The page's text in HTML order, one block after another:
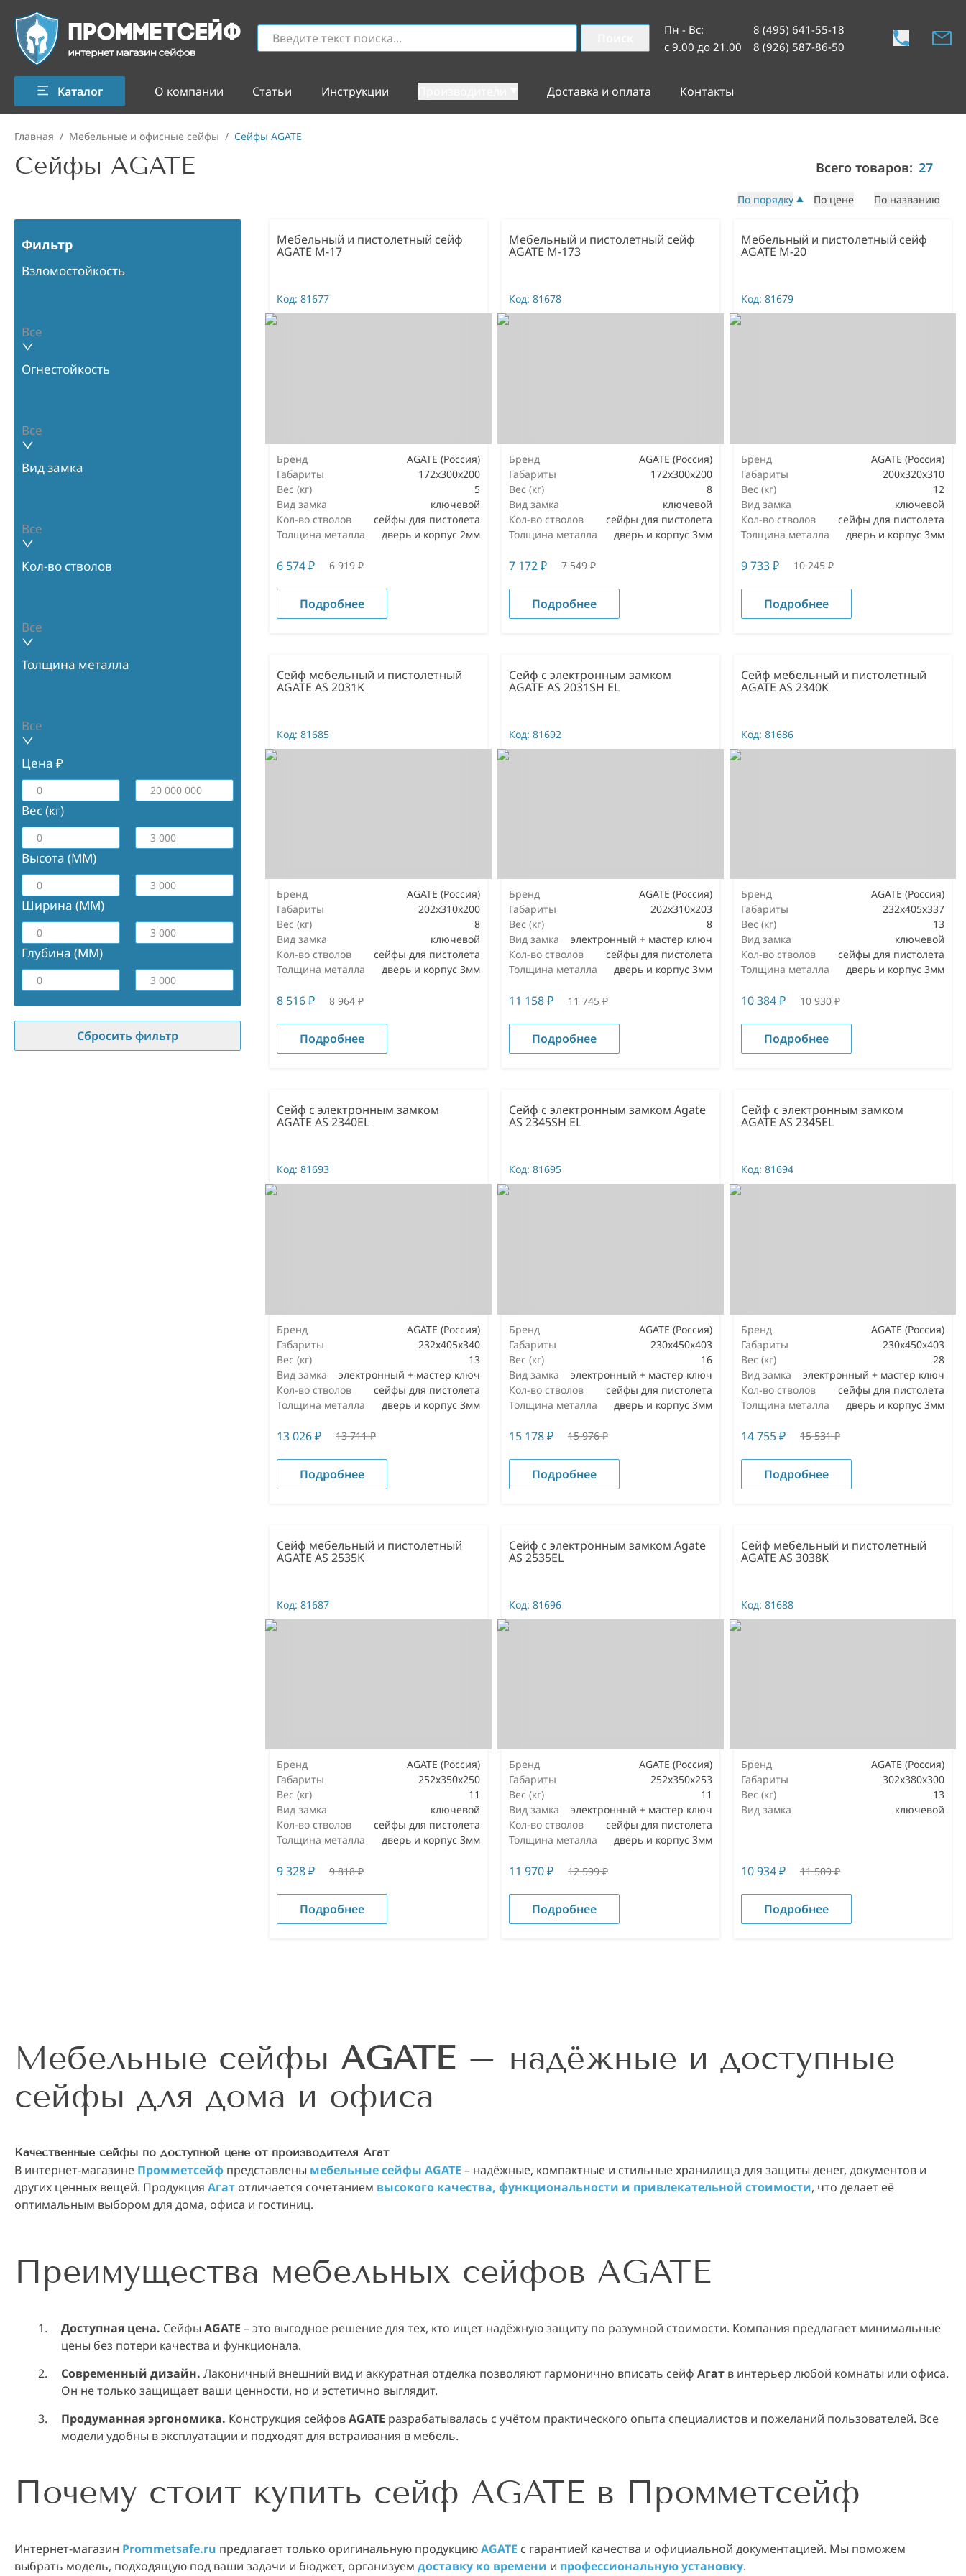
Пн - Вс:
с 9.00 до 21.00
8 (495) 641-55-18
8 (926) 587-86-50
Каталог О компании Статьи Инструкции Доставка и оплата Контакты
Главная / Мебельные и офисные сейфы / Сейфы AGATE
Сейфы AGATE Всего товаров: 27
По порядку По цене По названию
Фильтр
Взломостойкость
Все
Огнестойкость
Все
Вид замка
Все
Кол-во стволов
Все
Толщина металла
Все
Цена ₽
Вес (кг)
Высота (ММ)
Ширина (ММ)
Глубина (ММ)
Сбросить фильтр
Мебельный и пистолетный сейф
AGATE М-17
Код: 81677
Бренд
AGATE (Россия)
Габариты
172х300х200
Вес (кг)
5
Вид замка
ключевой
Кол-во стволов
сейфы для пистолета
Толщина металла
дверь и корпус 2мм
6 574₽ 6 919₽
Подробнее
Мебельный и пистолетный сейф
AGATE М-173
Код: 81678
Бренд
AGATE (Россия)
Габариты
172х300х200
Вес (кг)
8
Вид замка
ключевой
Кол-во стволов
сейфы для пистолета
Толщина металла
дверь и корпус 3мм
7 172₽ 7 549₽
Подробнее
Мебельный и пистолетный сейф
AGATE М-20
Код: 81679
Бренд
AGATE (Россия)
Габариты
200х320х310
Вес (кг)
12
Вид замка
ключевой
Кол-во стволов
сейфы для пистолета
Толщина металла
дверь и корпус 3мм
9 733₽ 10 245₽
Подробнее
Сейф мебельный и пистолетный
AGATE AS 2031K
Код: 81685
Бренд
AGATE (Россия)
Габариты
202х310х200
Вес (кг)
8
Вид замка
ключевой
Кол-во стволов
сейфы для пистолета
Толщина металла
дверь и корпус 3мм
8 516₽ 8 964₽
Подробнее
Сейф с электронным замком
AGATE AS 2031SH EL
Код: 81692
Бренд
AGATE (Россия)
Габариты
202х310х203
Вес (кг)
8
Вид замка
электронный + мастер ключ
Кол-во стволов
сейфы для пистолета
Толщина металла
дверь и корпус 3мм
11 158₽ 11 745₽
Подробнее
Сейф мебельный и пистолетный
AGATE AS 2340K
Код: 81686
Бренд
AGATE (Россия)
Габариты
232х405х337
Вес (кг)
13
Вид замка
ключевой
Кол-во стволов
сейфы для пистолета
Толщина металла
дверь и корпус 3мм
10 384₽ 10 930₽
Подробнее
Сейф с электронным замком
AGATE AS 2340EL
Код: 81693
Бренд
AGATE (Россия)
Габариты
232х405х340
Вес (кг)
13
Вид замка
электронный + мастер ключ
Кол-во стволов
сейфы для пистолета
Толщина металла
дверь и корпус 3мм
13 026₽ 13 711₽
Подробнее
Сейф с электронным замком Agate
AS 2345SH EL
Код: 81695
Бренд
AGATE (Россия)
Габариты
230х450х403
Вес (кг)
16
Вид замка
электронный + мастер ключ
Кол-во стволов
сейфы для пистолета
Толщина металла
дверь и корпус 3мм
15 178₽ 15 976₽
Подробнее
Сейф с электронным замком
AGATE AS 2345EL
Код: 81694
Бренд
AGATE (Россия)
Габариты
230х450х403
Вес (кг)
28
Вид замка
электронный + мастер ключ
Кол-во стволов
сейфы для пистолета
Толщина металла
дверь и корпус 3мм
14 755₽ 15 531₽
Подробнее
Сейф мебельный и пистолетный
AGATE AS 2535K
Код: 81687
Бренд
AGATE (Россия)
Габариты
252х350х250
Вес (кг)
11
Вид замка
ключевой
Кол-во стволов
сейфы для пистолета
Толщина металла
дверь и корпус 3мм
9 328₽ 9 818₽
Подробнее
Сейф с электронным замком Agate
AS 2535EL
Код: 81696
Бренд
AGATE (Россия)
Габариты
252х350х253
Вес (кг)
11
Вид замка
электронный + мастер ключ
Кол-во стволов
сейфы для пистолета
Толщина металла
дверь и корпус 3мм
11 970₽ 12 599₽
Подробнее
Сейф мебельный и пистолетный
AGATE AS 3038K
Код: 81688
Бренд
AGATE (Россия)
Габариты
302х380х300
Вес (кг)
13
Вид замка
ключевой
10 934₽ 11 509₽
Подробнее
Мебельные сейфы AGATE– надёжные и доступные
сейфы для дома и офиса
Качественные сейфы по доступной цене от производителя Агат
В интернет-магазине Промметсейф представлены мебельные сейфы AGATE – надёжные, компактные и стильные хранилища для защиты денег, документов и
других ценных вещей. Продукция Агат отличается сочетанием высокого качества, функциональности и привлекательной стоимости, что делает её
оптимальным выбором для дома, офиса и гостиниц.
Преимущества мебельных сейфов AGATE
Доступная цена. Сейфы AGATE – это выгодное решение для тех, кто ищет надёжную защиту по разумной стоимости. Компания предлагает минимальные
цены без потери качества и функционала.
Современный дизайн. Лаконичный внешний вид и аккуратная отделка позволяют гармонично вписать сейф Агат в интерьер любой комнаты или офиса.
Он не только защищает ваши ценности, но и эстетично выглядит.
Продуманная эргономика. Конструкция сейфовAGATE разрабатывалась с учётом практического опыта специалистов и пожеланий пользователей. Все
модели удобны в эксплуатации и подходят для встраивания в мебель.
Почему стоит купить сейф AGATE в Промметсейф
Интернет-магазин Prommetsafe.ru предлагает только оригинальную продукциюAGATE с гарантией качества и официальной документацией. Мы поможем
выбрать модель, подходящую под ваши задачи и бюджет, организуем доставку ко времени и профессиональную установку.